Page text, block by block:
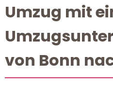
Umzug mit
von Bonn